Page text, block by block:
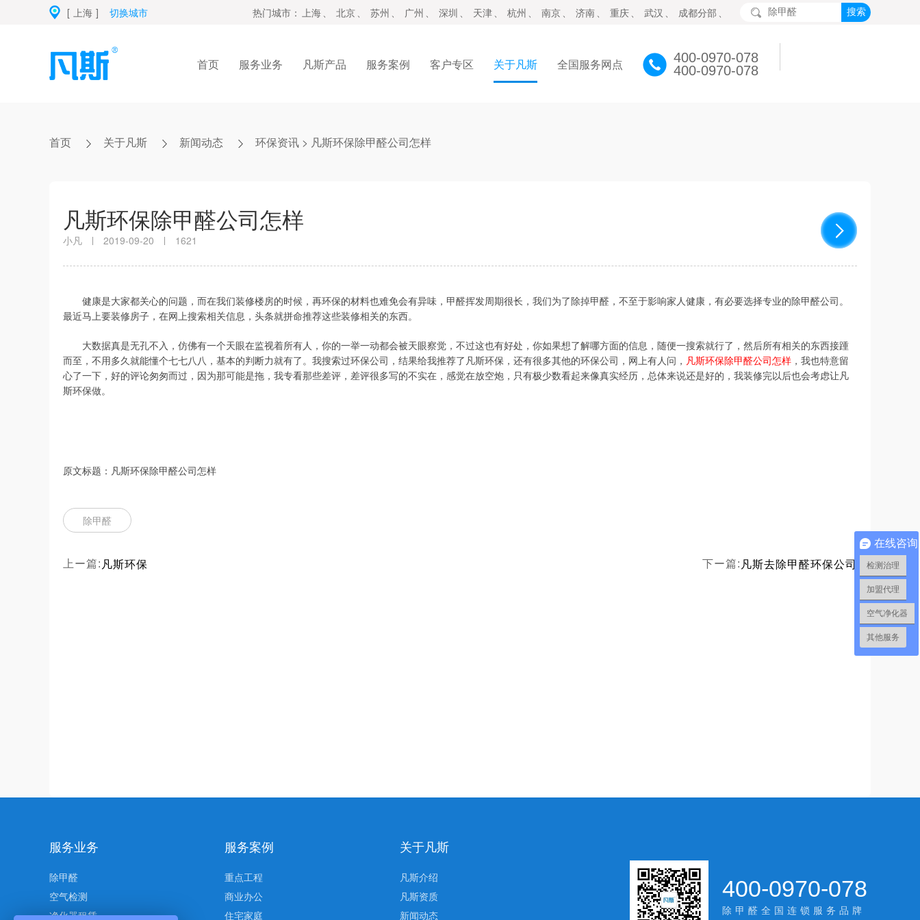
[ 上海 ] 切换城市 热门城市： 上海 、 北京 、 苏州 、 广州 、 深圳 、 天津 、 杭州 、 南京 、 济南 、 重庆 、 武汉 、 成都分部 、
400-0970-078
400-0970-078
首页 服务业务 凡斯产品 服务案例 客户专区 关于凡斯 全国服务网点
首页 关于凡斯 新闻动态 环保资讯 > 凡斯环保除甲醛公司怎样
凡斯环保除甲醛公司怎样
小凡 2019-09-20 1621
健康是大家都关心的问题，而在我们装修楼房的时候，再环保的材料也难免会有异味，甲醛挥发周期很长，我们为了除掉甲醛，不至于影响家人健康，有必要选择专业的除甲醛公司。
最近马上要装修房子，在网上搜索相关信息，头条就拼命推荐这些装修相关的东西。
大数据真是无孔不入，仿佛有一个天眼在监视着所有人，你的一举一动都会被天眼察觉，不过这也有好处，你如果想了解哪方面的信息，随便一搜索就行了，然后所有相关的东西接踵
而至，不用多久就能懂个七七八八，基本的判断力就有了。 我搜索过环保公司，结果给我推荐了凡斯环保，还有很多其他的环保公司，网上有人问， 凡斯环保除甲醛公司怎样 ，我也特意留
心了一下，好的评论匆匆而过，因为那可能是拖，我专看那些差评，差评很多写的不实在，感觉在放空炮，只有极少数看起来像真实经历，总体来说还是好的，我装修完以后也会考虑让凡
斯环保做。
原文标题：凡斯环保除甲醛公司怎样
除甲醛
上ー篇: 凡斯环保 下ー篇: 凡斯去除甲醛环保公司
服务业务
除甲醛
空气检测
净化器租赁
服务案例
重点工程
商业办公
住宅家庭
关于凡斯
凡斯介绍
凡斯资质
新闻动态
400-0970-078
除甲醛全国连锁服务品牌
在线咨询
检测治理
加盟代理
空气净化器
其他服务